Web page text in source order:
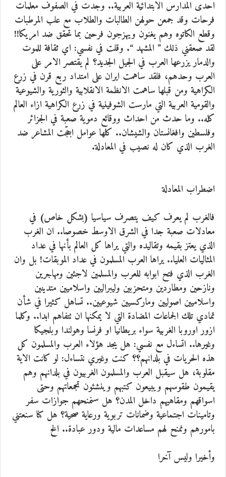
احدى المدارس الابتدائية العربية.. وجدت في الصفوف معلمات
فرحات وقد جمعن حولهن الطالبات والطلاب مع علب المرطبات
وقطع الكاتوه وهم يغنون ويهزجون فرحين بما تحقق ضد امريكا!!
لقد صعقني ذلك ” المشهد “. وقلت في نفسي: اي ثقافة للموت
والدمار يزرعها العرب في الجيل الجديد؟ لم يقتصر الامر على
العرب وحدهم، فلقد ساهمت ايران على امتداد ربع قرن في زرع
الكراهية ومن قبلها ساهمت الانظمة الانقلابية والثورية والشيوعية
والقومية العربية التي مارست الشوفينية في زرع الكراهية ازاء العالم
كله.. وما حدث من احداث ووقائع دموية صعبة في الجزائر
وفلسطين وافغانستان والشيشان.. كلها عوامل اججّت المشاعر ضد
الغرب الذي كان له نصيب في المعادلة.
اضطراب المعادلة
فالغرب لم يعرف كيف يتصرف سياسيا (بشكل خاص) في
معادلات صعبة جدا في الشرق الاوسط خصوصا.. ان الغرب
الذي يعتز بقيمه وتقاليده والتي يراها كل العالم بأنها في عداد
المثاليات العليا.. يراها العرب المسلمون في عداد الموبقات! بل وان
الغرب الذي فتح ابوابه للعرب والمسلمين لاجئين ومهاجرين
ونازحين ومطاردين ومتحزبين وليبراليين واسلاميين متدينين
واسلاميين اصوليين وماركسيين شيوعيين.. تساهل كثيرا في شأن
تمادي تلك الجماعات المضادة التي لا يمكنها ان تتفاهم ابدا.. وكلما
ازور اوروبا الغربية سواء بريطانيا او فرنسا وهولندا وبلجيكا
وغيرها.. اتساءل مع نفسي: هل يجد هؤلاء العرب والمسلمون كل
هذه الحريات في بلدانهم؟؟ كنت وغيري نتساءل: لو كانت الاية
مقلوبة، هل سيقبل العرب والمسلمون الغربيون في بلدانهم وهم
يقيمون طقوسهم ويبيعون كتبهم وينشئون تجمعاتهم وحتى
اسواقهم ومقاهيهم داخل المدن؟ هل سنمنحهم جوازات سفر
وتامينات اجتماعية وضمانات تربوية ورعاية صحية؟ هل كنا سنعتني
بامورهم ونمنح لهم مساعدات مالية ودور عبادة.. الخ
وأخيرا وليس آخرا